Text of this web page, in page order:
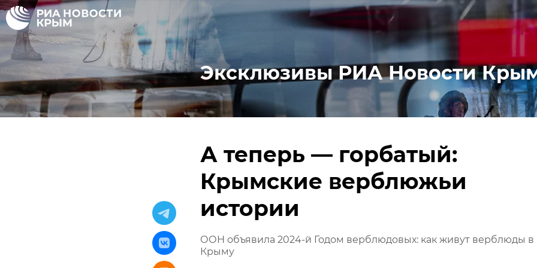
Эксклюзивы РИА Новости
А теперь — горбатый:
Крымские верблюжьи
истории
ООН объявила 2024-й Годом верблюдовых: как живут верблюды в
Крыму